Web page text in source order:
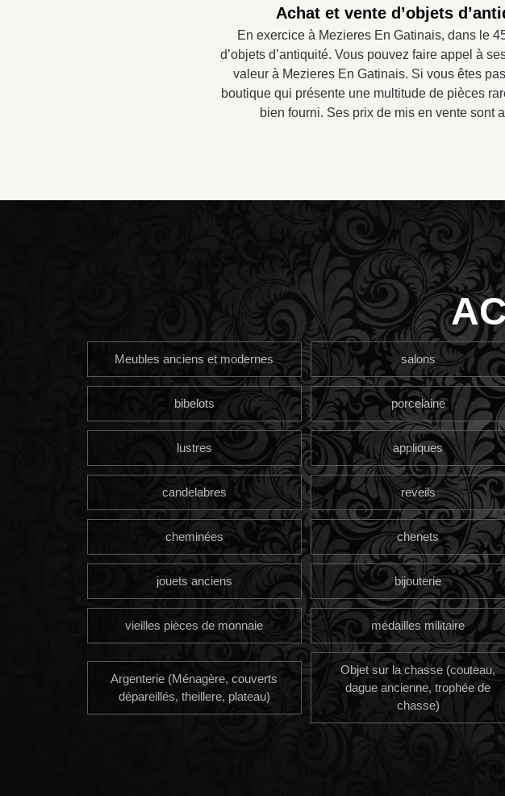
Achat et vente d’objets
En exercice à Mezieres En Gatinais, dans le
d’objets d’antiquité. Vous pouvez faire appel à
valeur à Mezieres En Gatinais. Si vous êtes
boutique qui présente une multitude de pièces
bien fourni. Ses prix de mis en vente sont
Meubles anciens et modernes salons
bibelots porcelaine
lustres appliques
candelabres reveils
cheminées chenets
jouets anciens bijouterie
vieilles pièces de monnaie médailles militaire
Argenterie (Ménagère, couverts
dépareillés, theillere, plateau)
Objet sur la chasse (couteau,
dague ancienne, trophée de
chasse)